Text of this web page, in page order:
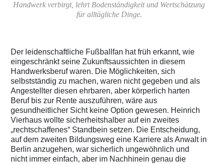
Handwerk verbirgt, lehrt Bodenständigkeit und Wertschätzung
für alltägliche Dinge.
Der leidenschaftliche Fußballfan hat früh erkannt, wie
eingeschränkt seine Zukunftsaussichten in diesem
Handwerksberuf waren. Die Möglichkeiten, sich
selbstständig zu machen, waren nicht gegeben und als
Angestellter diesen ehrbaren, aber körperlich harten
Beruf bis zur Rente auszuführen, wäre aus
gesundheitlicher Sicht keine Option gewesen. Heinrich
Vierhaus wollte sicherheitshalber auf ein zweites
„rechtschaffenes“ Standbein setzen. Die Entscheidung,
auf dem zweiten Bildungsweg eine Karriere als Anwalt in
Berlin anzugehen, war sicherlich ungewöhnlich und
nicht immer einfach, aber im Nachhinein genau die